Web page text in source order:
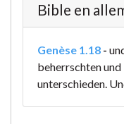
Bible en
Genèse 1.18 -
beherrschten
unterschieden.